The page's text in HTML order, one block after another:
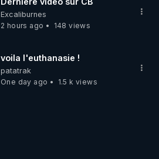
Excaliburnes
2 hours ago
148 views
voila l'euthanasie !
patatrak
One day ago
1.5 k views